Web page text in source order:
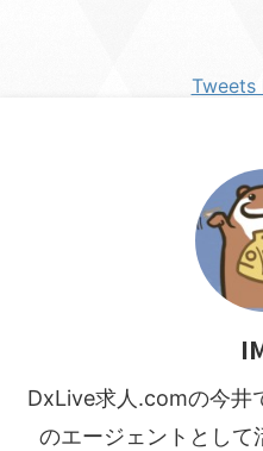
Tweets
DxLive求人.comの今井
のエージェントとして